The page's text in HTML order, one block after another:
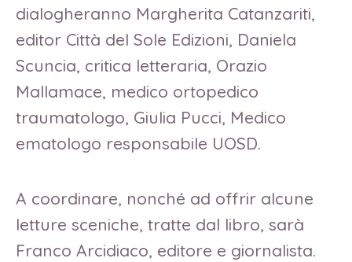
dialogheranno Margherita Catanzariti,
editor Città del Sole Edizioni, Daniela
Scuncia, critica letteraria, Orazio
Mallamace, medico ortopedico
traumatologo, Giulia Pucci, Medico
ematologo responsabile UOSD.
A coordinare, nonché ad offrir alcune
letture sceniche, tratte dal libro, sarà
Franco Arcidiaco, editore e giornalista.